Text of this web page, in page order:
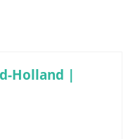
Holland |